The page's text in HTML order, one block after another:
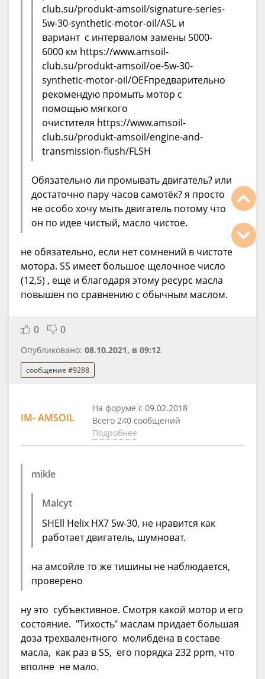
club.su/produkt-amsoil/signature-series-
5w-30-synthetic-motor-oil/ASL и
вариант с интервалом замены 5000-
6000 км https://www.amsoil-
club.su/produkt-amsoil/oe-5w-30-
synthetic-motor-oil/OEFпредварительно
рекомендую промыть мотор с
помощью мягкого
очистителя https://www.amsoil-
club.su/produkt-amsoil/engine-and-
transmission-flush/FLSH
Обязательно ли промывать двигатель? или
достаточно пару часов самотёк? я просто
не особо хочу мыть двигатель потому что
он по идее чистый, масло чистое.
не обязательно, если нет сомнений в чистоте
мотора. SS имеет большое щелочное число
(12,5) , еще и благодаря этому ресурс масла
повышен по сравнению с обычным маслом.
0 0
Опубликовано: 08.10.2021, в 09:12
сообщение #9288
IM- AMSOIL
На форуме с 09.02.2018
Всего 240 сообщений
Подробнее
mikle
Malcyt
SHEll Helix HX7 5w-30, не нравится как
работает двигатель, шумноват.
на амсойле то же тишины не наблюдается,
проверено
ну это субъективное. Смотря какой мотор и его
состояние. "Тихость" маслам придает большая
доза трехвалентного молибдена в составе
масла, как раз в SS, его порядка 232 ppm, что
вполне не мало.